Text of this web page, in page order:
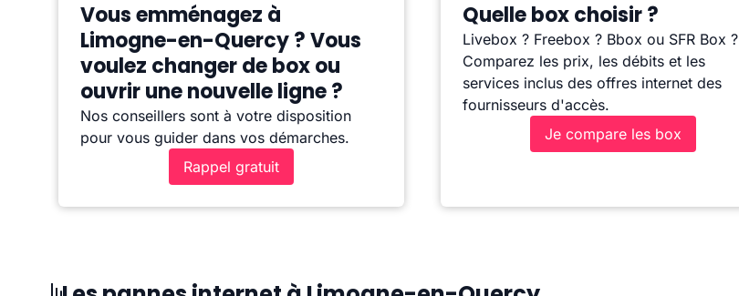
Vous emménagez à
Limogne-en-Quercy ? Vous
voulez changer de box ou
ouvrir une nouvelle ligne ?
Nos conseillers sont à votre disposition
pour vous guider dans vos démarches.
Rappel gratuit
Quelle box choisir ?
Livebox ? Freebox ? Bbox ou SFR Box ?
Comparez les prix, les débits et les
services inclus des offres internet des
fournisseurs d'accès.
Je compare les box